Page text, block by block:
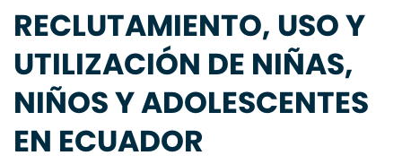
RECLUTAMIENTO, USO Y
UTILIZACIÓN DE NIÑAS,
NIÑOS Y ADOLESCENTES
EN ECUADOR